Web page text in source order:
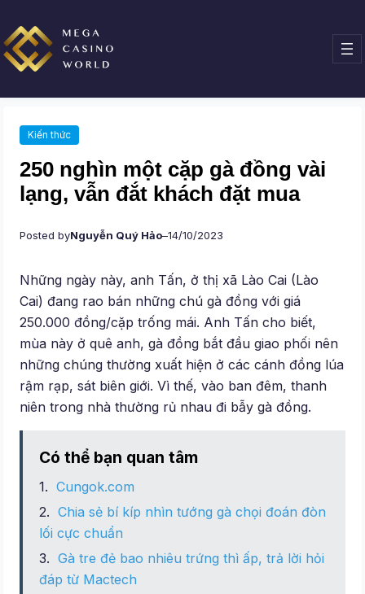
đến
phần
nội
dung
Kiến thức
250 nghìn một cặp gà đồng vài
lạng, vẫn đắt khách đặt mua
Posted byNguyễn Quý Hảo–14/10/2023
Những ngày này, anh Tấn, ở thị xã Lào Cai (Lào
Cai) đang rao bán những chú gà đồng với giá
250.000 đồng/cặp trống mái. Anh Tấn cho biết,
mùa này ở quê anh, gà đồng bắt đầu giao phối nên
những chúng thường xuất hiện ở các cánh đồng lúa
rậm rạp, sát biên giới. Vì thế, vào ban đêm, thanh
niên trong nhà thường rủ nhau đi bẫy gà đồng.
Có thể bạn quan tâm
Cungok.com
Chia sẻ bí kíp nhìn tướng gà chọi đoán đòn
lối cực chuẩn
Gà tre đẻ bao nhiêu trứng thì ấp, trả lời hỏi
đáp từ Mactech